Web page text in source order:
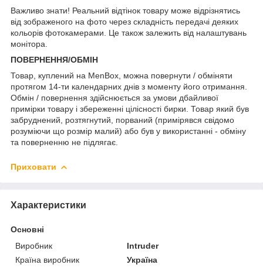
Важливо знати! Реальний відтінок товару може відрізнятись
від зображеного на фото через складність передачі деяких
кольорів фотокамерами. Це також залежить від налаштувань
монітора.
ПОВЕРНЕННЯ/ОБМІН
Товар, куплений на MenBox, можна повернути / обміняти
протягом 14-ти календарних днів з моменту його отримання.
Обмін / повернення здійснюється за умови дбайливої
примірки товару і збереженні цілісності бирки. Товар який був
забруднений, розтягнутий, порваний (примірявся свідомо
розуміючи що розмір малий) або був у використанні - обміну
та поверненню не підлягає.
Приховати
Характеристики
Основні
Виробник
Intruder
Країна виробник
Україна